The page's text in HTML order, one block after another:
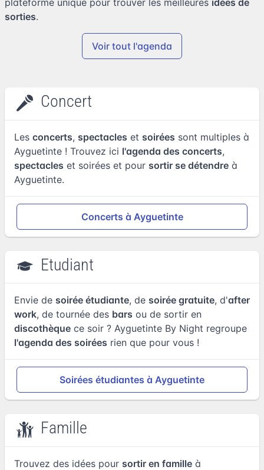
plateforme unique pour trouver les meilleures idées de
sorties.
Voir tout l'agenda
Concert
Les concerts, spectacles et soirées sont multiples à
Ayguetinte ! Trouvez ici l'agenda des concerts,
spectacles et soirées et pour sortir se détendre à
Ayguetinte.
Concerts à Ayguetinte
Etudiant
Envie de soirée étudiante, de soirée gratuite, d'after
work, de tournée des bars ou de sortir en
discothèque ce soir ? Ayguetinte By Night regroupe
l'agenda des soirées rien que pour vous !
Soirées étudiantes à Ayguetinte
Famille
Trouvez des idées pour sortir en famille à